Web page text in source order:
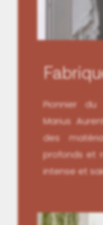
Pionnier
Marius
des
profonds et
intense et